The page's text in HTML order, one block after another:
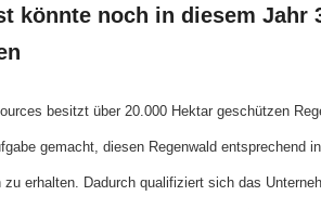
könnte noch in diesem Jahr
besitzt über 20.000 Hektar geschützen
gemacht, diesen Regenwald entsprechend
zu erhalten. Dadurch qualifiziert sich das